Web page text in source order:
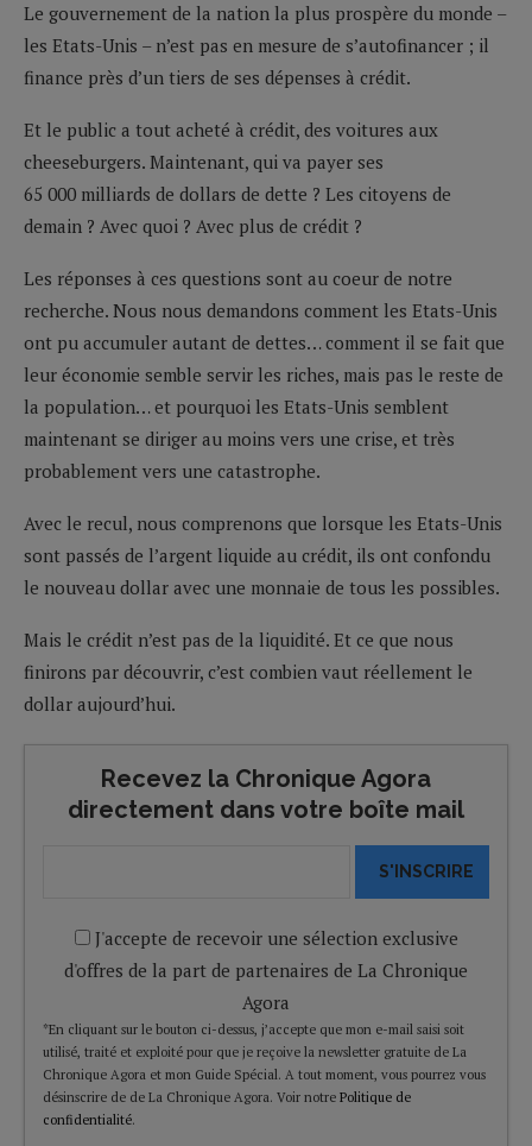
Le gouvernement de la nation la plus prospère du monde –
les Etats-Unis – n’est pas en mesure de s’autofinancer ; il
finance près d’un tiers de ses dépenses à crédit.
Et le public a tout acheté à crédit, des voitures aux
cheeseburgers. Maintenant, qui va payer ses
65 000 milliards de dollars de dette ? Les citoyens de
demain ? Avec quoi ? Avec plus de crédit ?
Les réponses à ces questions sont au coeur de notre
recherche. Nous nous demandons comment les Etats-Unis
ont pu accumuler autant de dettes… comment il se fait que
leur économie semble servir les riches, mais pas le reste de
la population… et pourquoi les Etats-Unis semblent
maintenant se diriger au moins vers une crise, et très
probablement vers une catastrophe.
Avec le recul, nous comprenons que lorsque les Etats-Unis
sont passés de l’argent liquide au crédit, ils ont confondu
le nouveau dollar avec une monnaie de tous les possibles.
Mais le crédit n’est pas de la liquidité. Et ce que nous
finirons par découvrir, c’est combien vaut réellement le
dollar aujourd’hui.
Recevez la Chronique Agora
directement dans votre boîte mail
S'INSCRIRE
J'accepte de recevoir une sélection exclusive
d'offres de la part de partenaires de La Chronique
Agora
*En cliquant sur le bouton ci-dessus, j’accepte que mon e-mail saisi soit
utilisé, traité et exploité pour que je reçoive la newsletter gratuite de La
Chronique Agora et mon Guide Spécial. A tout moment, vous pourrez vous
désinscrire de de La Chronique Agora. Voir notre Politique de
confidentialité.